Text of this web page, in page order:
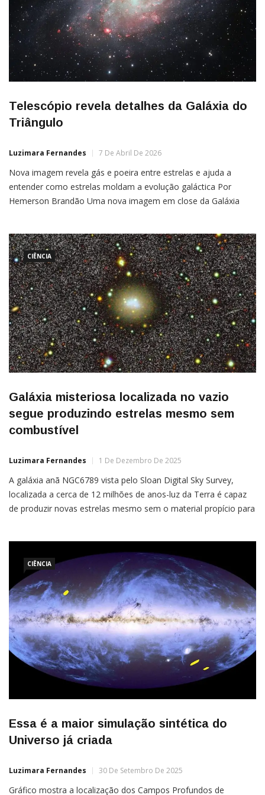
Telescópio revela detalhes da Galáxia do
Triângulo
Luzimara Fernandes 7 De Abril De 2026
Nova imagem revela gás e poeira entre estrelas e ajuda a
entender como estrelas moldam a evolução galáctica Por
Hemerson Brandão Uma nova imagem em close da Galáxia
estrelas. O registro, feito com o Very Large […]
CIÊNCIA
Galáxia misteriosa localizada no vazio
segue produzindo estrelas mesmo sem
combustível
Luzimara Fernandes 1 De Dezembro De 2025
A galáxia anã NGC6789 vista pelo Sloan Digital Sky Survey,
localizada a cerca de 12 milhões de anos-luz da Terra é capaz
de produzir novas estrelas mesmo sem o material propício para
desafia as expectativas ao […]
CIÊNCIA
Essa é a maior simulação sintética do
Universo já criada
Luzimara Fernandes 30 De Setembro De 2025
Gráfico mostra a localização dos Campos Profundos de